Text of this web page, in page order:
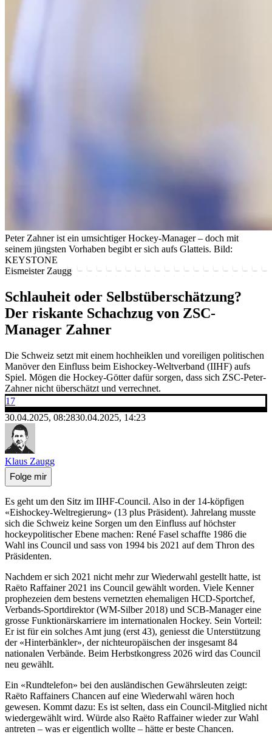
Peter Zahner ist ein umsichtiger Hockey-Manager – doch mit
seinem jüngsten Vorhaben begibt er sich aufs Glatteis. Bild:
KEYSTONE
Eismeister Zaugg
Schlauheit oder Selbstüberschätzung?
Der riskante Schachzug von ZSC-
Manager Zahner
Die Schweiz setzt mit einem hochheiklen und voreiligen politischen
Manöver den Einfluss beim Eishockey-Weltverband (IIHF) aufs
Spiel. Mögen die Hockey-Götter dafür sorgen, dass sich ZSC-Peter-
Zahner nicht überschätzt und verrechnet.
17
30.04.2025, 08:2830.04.2025, 14:23
Klaus Zaugg
Folge mir
Es geht um den Sitz im IIHF-Council. Also in der 14-köpfigen
«Eishockey-Weltregierung» (13 plus Präsident). Jahrelang musste
sich die Schweiz keine Sorgen um den Einfluss auf höchster
hockeypolitischer Ebene machen: René Fasel schaffte 1986 die
Wahl ins Council und sass von 1994 bis 2021 auf dem Thron des
Präsidenten.
Nachdem er sich 2021 nicht mehr zur Wiederwahl gestellt hatte, ist
Raëto Raffainer 2021 ins Council gewählt worden. Viele Kenner
prophezeien dem bestens vernetzten ehemaligen HCD-Sportchef,
Verbands-Sportdirektor (WM-Silber 2018) und SCB-Manager eine
grosse Funktionärskarriere im internationalen Hockey. Sein Vorteil:
Er ist für ein solches Amt jung (erst 43), geniesst die Unterstützung
der «Hinterbänkler», der nichteuropäischen der insgesamt 84
nationalen Verbände. Beim Herbstkongress 2026 wird das Council
neu gewählt.
Ein «Rundtelefon» bei den ausländischen Gewährsleuten zeigt:
Raëto Raffainers Chancen auf eine Wiederwahl wären hoch
gewesen. Kommt dazu: Es ist selten, dass ein Council-Mitglied nicht
wiedergewählt wird. Würde also Raëto Raffainer wieder zur Wahl
antreten – was er eigentlich wollte – hätte er beste Chancen.